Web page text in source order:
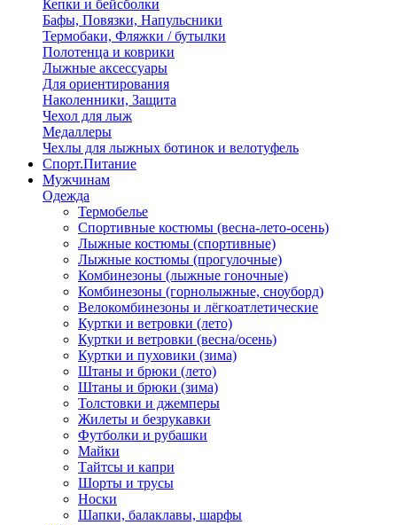
Кепки и бейсболки
Бафы, Повязки, Напульсники
Термобаки, Фляжки / бутылки
Полотенца и коврики
Лыжные аксессуары
Для ориентирования
Наколенники, Защита
Чехол для лыж
Медаллеры
Чехлы для лыжных ботинок и велотуфель
Спорт.Питание
Мужчинам
Одежда
Термобелье
Спортивные костюмы (весна-лето-осень)
Лыжные костюмы (спортивные)
Лыжные костюмы (прогулочные)
Комбинезоны (лыжные гоночные)
Комбинезоны (горнолыжные, сноуборд)
Велокомбинезоны и лёгкоатлетические
Куртки и ветровки (лето)
Куртки и ветровки (весна/осень)
Куртки и пуховики (зима)
Штаны и брюки (лето)
Штаны и брюки (зима)
Толстовки и джемперы
Жилеты и безрукавки
Футболки и рубашки
Майки
Тайтсы и капри
Шорты и трусы
Носки
Шапки, балаклавы, шарфы